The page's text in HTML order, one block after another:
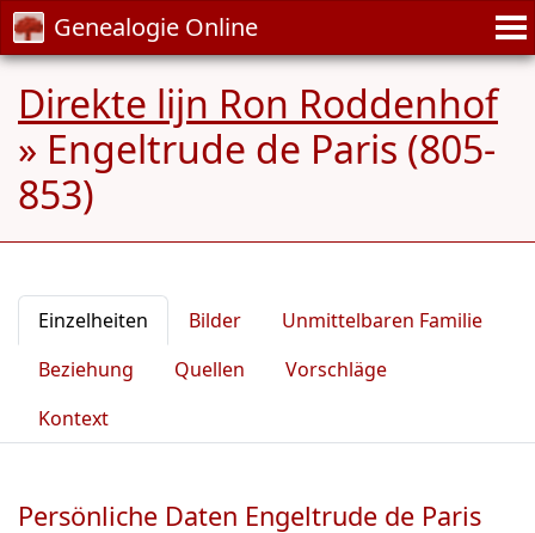
Genealogie Online
Direkte lijn Ron Roddenhof
» Engeltrude de Paris (805-
853)
Einzelheiten Bilder
Unmittelbaren Familie
Beziehung
Quellen
Vorschläge
Kontext
Persönliche Daten Engeltrude de Paris